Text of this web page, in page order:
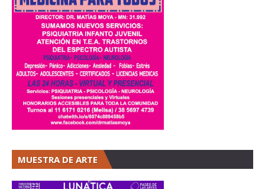
MUESTRA DE ARTE